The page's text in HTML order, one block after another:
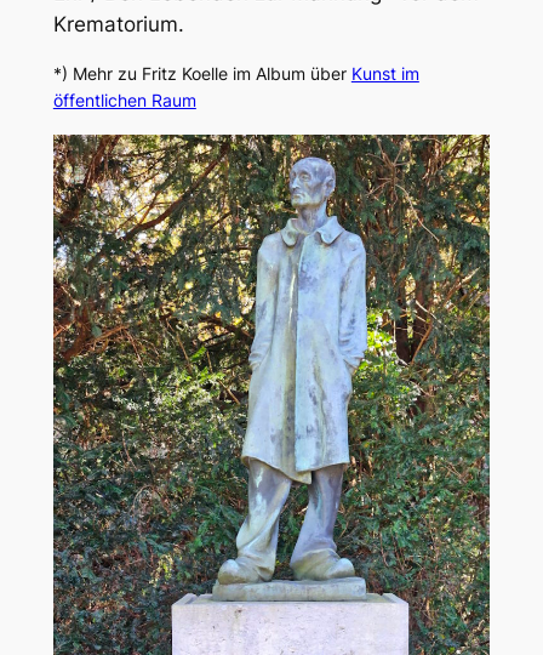
Krematorium.
*) Mehr zu Fritz Koelle im Album über Kunst im
öffentlichen Raum